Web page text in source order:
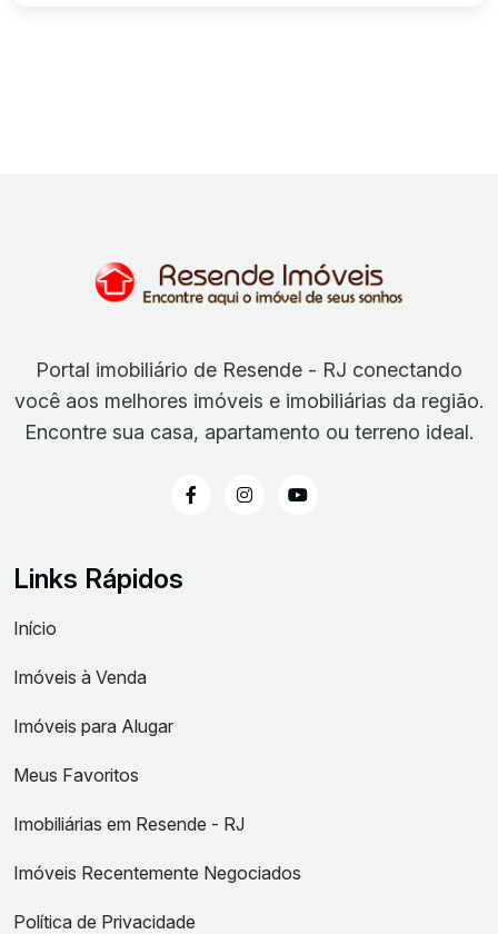
Portal imobiliário de Resende - RJ conectando
você aos melhores imóveis e imobiliárias da região.
Encontre sua casa, apartamento ou terreno ideal.
Links Rápidos
Início
Imóveis à Venda
Imóveis para Alugar
Meus Favoritos
Imobiliárias em Resende - RJ
Imóveis Recentemente Negociados
Política de Privacidade